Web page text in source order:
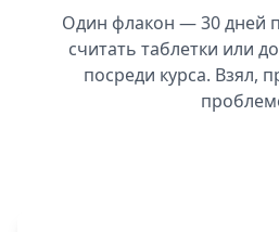
Один флакон — 30 дней
считать таблетки или
посреди курса. Взял,